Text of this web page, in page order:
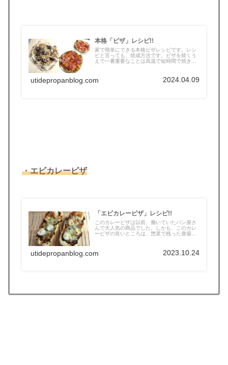
本格「ピザ」レシピ!!
家で簡単にできる本格ピザレシピです。レシ
ピと言っても、焼成方法です。ピザを焼くう
えで一番重要なことは高温で短時間で焼き
utidepropanblog.com 2024.04.09
・エビカレーピザ
「エビカレーピザ」レシピ!!
このカレーピザは以前、働いていたパン屋さ
んで大人気の商品でした。しかも、このカレ
ーピザの良いところは、惣菜で残った唐揚
utidepropanblog.com 2023.10.24